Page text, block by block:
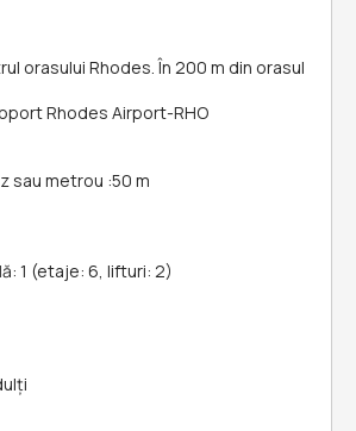
orasului Rhodes. În 200 m din orasul
Rhodes Airport-RHO
sau metrou :50 m
1 (etaje: 6, lifturi: 2)